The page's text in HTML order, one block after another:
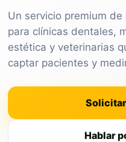
Un servicio premium
para clínicas dentales,
estética y veterinarias
captar pacientes y
Hablar